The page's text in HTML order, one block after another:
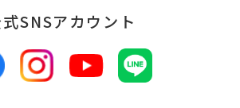
SNSアカウント